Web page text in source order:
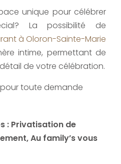
unique pour célébrer
La possibilité de
à Oloron-Sainte-Marie
intime, permettant de
de votre célébration.
pour toute demande
: Privatisation de
, Au family’s vous